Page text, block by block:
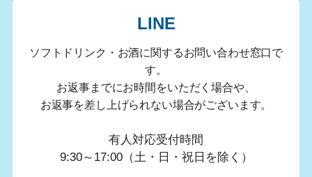
LINE
ソフトドリンク・お酒に関するお問い合わせ窓口で
す。
お返事までにお時間をいただく場合や、
お返事を差し上げられない場合がございます。
有人対応受付時間
9:30～17:00（土・日・祝日を除く）